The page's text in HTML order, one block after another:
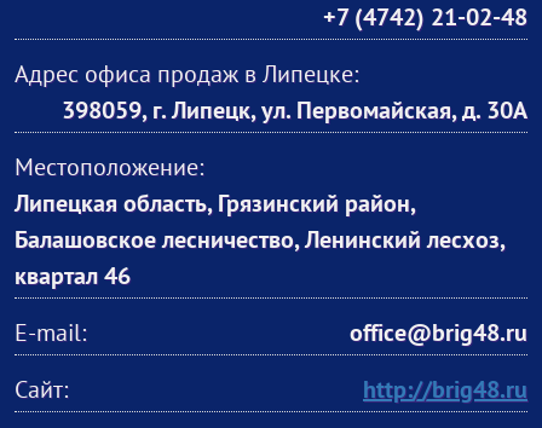
+7 (4742) 21-02-48
Адрес офиса продаж в Липецке:
398059, г. Липецк, ул. Первомайская, д. 30А
Местоположение:
Липецкая область, Грязинский район,
Балашовское лесничество, Ленинский лесхоз,
квартал 46
E-mail:
office@brig48.ru
Сайт:
http://brig48.ru